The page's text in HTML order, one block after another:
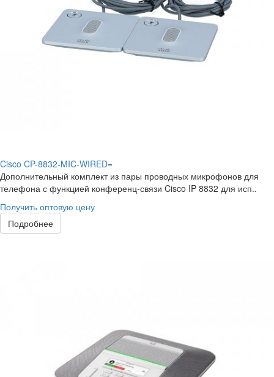
Cisco CP-8832-MIC-WIRED=
Дополнительный комплект из пары проводных микрофонов для
телефона с функцией конференц-связи Cisco IP 8832 для исп..
Получить оптовую цену
Подробнее